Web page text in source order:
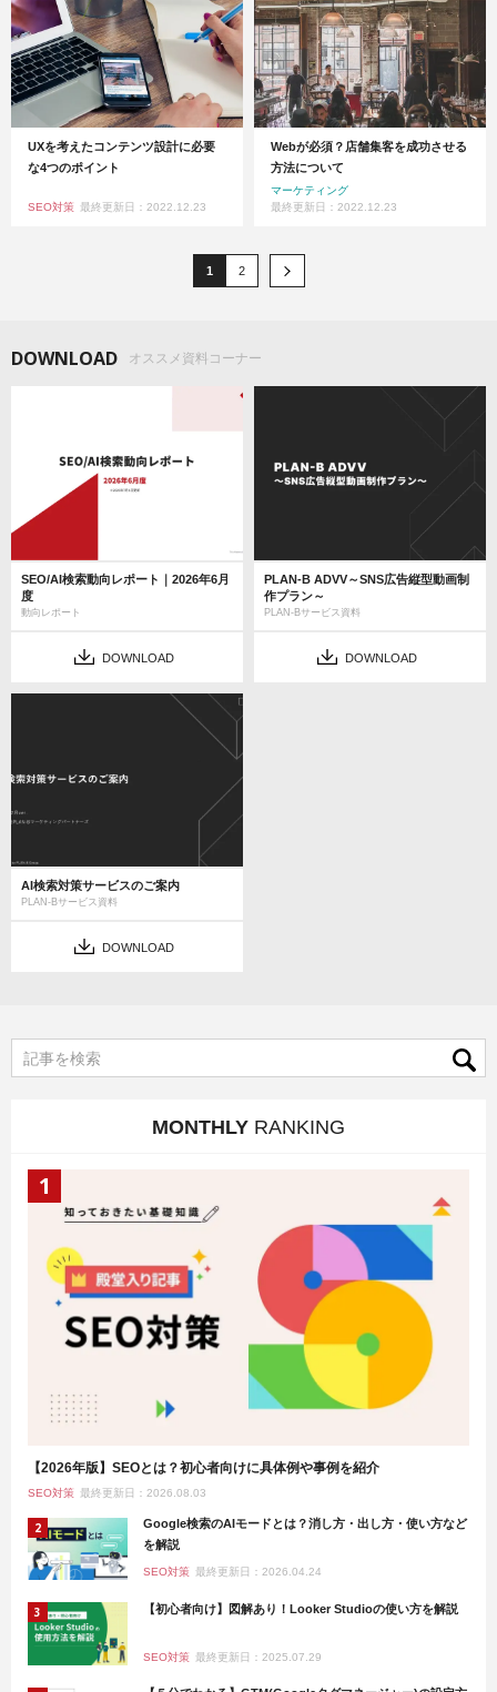
UXを考えたコンテンツ設計に必要
な4つのポイント
SEO対策 最終更新日：2022.12.23
Webが必須？店舗集客を成功させる
方法について
マーケティング
最終更新日：2022.12.23
1 2
DOWNLOAD オススメ資料コーナー
SEO/AI検索動向レポート｜2026年6月
度
動向レポート
DOWNLOAD
PLAN-B ADVV～SNS広告縦型動画制
作プラン～
PLAN-Bサービス資料
DOWNLOAD
AI検索対策サービスのご案内
PLAN-Bサービス資料
DOWNLOAD
MONTHLY RANKING
【2026年版】SEOとは？初心者向けに具体例や事例を紹介
SEO対策 最終更新日：2026.08.03
Google検索のAIモードとは？消し方・出し方・使い方など
を解説
SEO対策 最終更新日：2026.04.24
【初心者向け】図解あり！Looker Studioの使い方を解説
SEO対策 最終更新日：2025.07.29